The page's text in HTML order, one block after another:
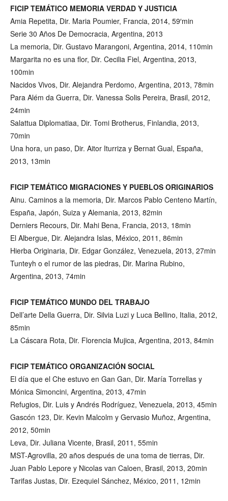
FICIP TEMÁTICO MEMORIA VERDAD Y JUSTICIA
Amia Repetita, Dir. Maria Poumier, Francia, 2014, 59′min
Serie 30 Años De Democracia, Argentina, 2013
La memoria, Dir. Gustavo Marangoni, Argentina, 2014, 110min
Margarita no es una flor, Dir. Cecilia Fiel, Argentina, 2013,
100min
Nacidos Vivos, Dir. Alejandra Perdomo, Argentina, 2013, 78min
Para Além da Guerra, Dir. Vanessa Solis Pereira, Brasil, 2012,
24min
Salattua Diplomatiaa, Dir. Tomi Brotherus, Finlandia, 2013,
70min
Una hora, un paso, Dir. Aitor Iturriza y Bernat Gual, España,
2013, 13min
FICIP TEMÁTICO MIGRACIONES Y PUEBLOS ORIGINARIOS
Ainu. Caminos a la memoria, Dir. Marcos Pablo Centeno Martín,
España, Japón, Suiza y Alemania, 2013, 82min
Derniers Recours, Dir. Mahi Bena, Francia, 2013, 18min
El Albergue, Dir. Alejandra Islas, México, 2011, 86min
Hierba Originaria, Dir. Edgar González, Venezuela, 2013, 27min
Tunteyh o el rumor de las piedras, Dir. Marina Rubino,
Argentina, 2013, 74min
FICIP TEMÁTICO MUNDO DEL TRABAJO
Dell’arte Della Guerra, Dir. Silvia Luzi y Luca Bellino, Italia, 2012,
85min
La Cáscara Rota, Dir. Florencia Mujica, Argentina, 2013, 84min
FICIP TEMÁTICO ORGANIZACIÓN SOCIAL
El día que el Che estuvo en Gan Gan, Dir. María Torrellas y
Mónica Simoncini, Argentina, 2013, 47min
Refugios, Dir. Luis y Andrés Rodríguez, Venezuela, 2013, 45min
Gascón 123, Dir. Kevin Malcolm y Gervasio Muñoz, Argentina,
2012, 50min
Leva, Dir. Juliana Vicente, Brasil, 2011, 55min
MST-Agrovilla, 20 años después de una toma de tierras, Dir.
Juan Pablo Lepore y Nicolas van Caloen, Brasil, 2013, 20min
Tarifas Justas, Dir. Ezequiel Sánchez, México, 2011, 12min